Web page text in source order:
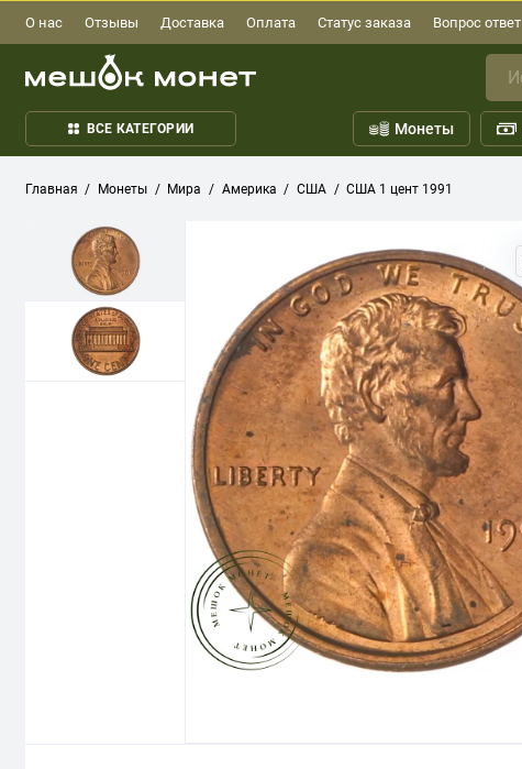
О нас Отзывы Доставка Оплата Статус заказа Вопрос ответ
ВСЕ КАТЕГОРИИ Монеты
Главная Монеты Мира Америка США США 1 цент 1991